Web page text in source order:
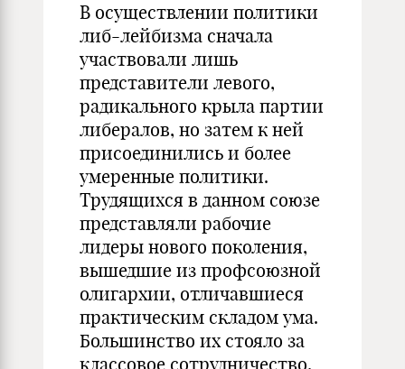
В осуществлении политики
либ-лейбизма сначала
участвовали лишь
представители левого,
радикального крыла партии
либералов, но затем к ней
присоединились и более
умеренные политики.
Трудящихся в данном союзе
представляли рабочие
лидеры нового поколения,
вышедшие из профсоюзной
олигархии, отличавшиеся
практическим складом ума.
Большинство их стояло за
классовое сотрудничество,